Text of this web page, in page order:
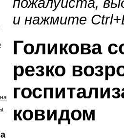
и нажмите
Голикова
резко
ковидом